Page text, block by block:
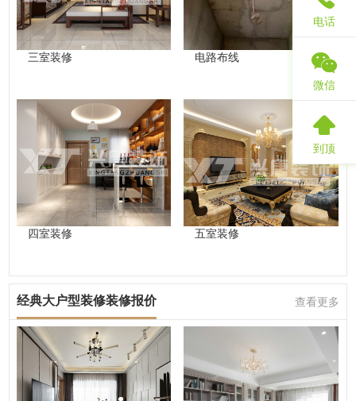
三室装修 电路布线
四室装修 五室装修
经典大户型装修装修报价 查看更多
电话
微信
到顶